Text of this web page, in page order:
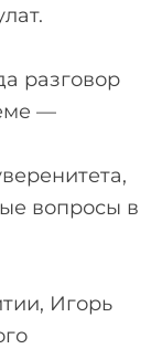
разговор
—
вопросы в
Игорь